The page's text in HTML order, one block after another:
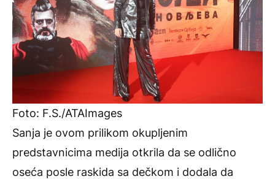
Foto: F.S./ATAImages
Sanja je ovom prilikom okupljenim
predstavnicima medija otkrila da se odlično
oseća posle raskida sa dečkom i dodala da